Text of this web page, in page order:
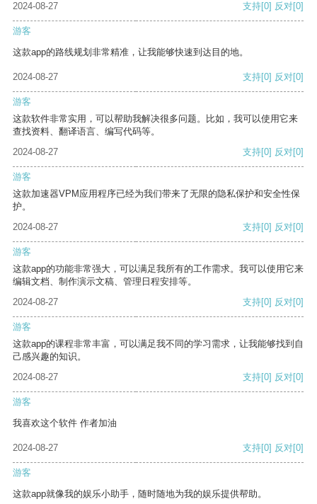
2024-08-27
支持[0] 反对[0]
游客
这款app的路线规划非常精准，让我能够快速到达目的地。
2024-08-27 支持[0] 反对[0]
游客
这款软件非常实用，可以帮助我解决很多问题。比如，我可以使用它来
查找资料、翻译语言、编写代码等。
2024-08-27
支持[0] 反对[0]
游客
这款加速器VPM应用程序已经为我们带来了无限的隐私保护和安全性保
护。
2024-08-27
支持[0] 反对[0]
游客
这款app的功能非常强大，可以满足我所有的工作需求。我可以使用它来
编辑文档、制作演示文稿、管理日程安排等。
2024-08-27
支持[0] 反对[0]
游客
这款app的课程非常丰富，可以满足我不同的学习需求，让我能够找到自
己感兴趣的知识。
2024-08-27
支持[0] 反对[0]
游客
我喜欢这个软件 作者加油
2024-08-27 支持[0] 反对[0]
游客
这款app就像我的娱乐小助手，随时随地为我的娱乐提供帮助。